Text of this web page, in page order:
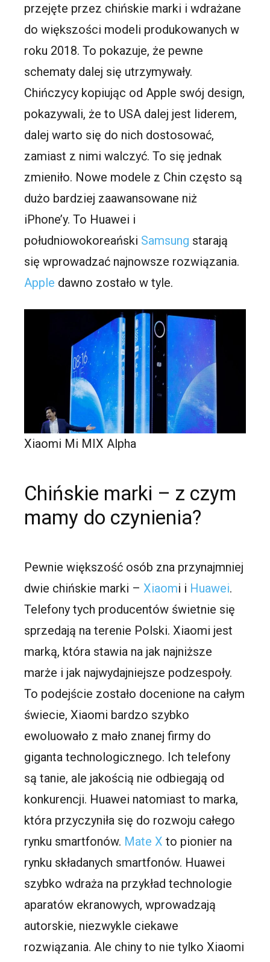
przejęte przez chińskie marki i wdrażane
do większości modeli produkowanych w
roku 2018. To pokazuje, że pewne
schematy dalej się utrzymywały.
Chińczycy kopiując od Apple swój design,
pokazywali, że to USA dalej jest liderem,
dalej warto się do nich dostosować,
zamiast z nimi walczyć. To się jednak
zmieniło. Nowe modele z Chin często są
dużo bardziej zaawansowane niż
iPhone’y. To Huawei i
południowokoreański Samsung starają
się wprowadzać najnowsze rozwiązania.
Apple dawno zostało w tyle.
Xiaomi Mi MIX Alpha
Chińskie marki – z czym
mamy do czynienia?
Pewnie większość osób zna przynajmniej
dwie chińskie marki –Xiaomi i Huawei.
Telefony tych producentów świetnie się
sprzedają na terenie Polski. Xiaomi jest
marką, która stawia na jak najniższe
marże i jak najwydajniejsze podzespoły.
To podejście zostało docenione na całym
świecie, Xiaomi bardzo szybko
ewoluowało z mało znanej firmy do
giganta technologicznego. Ich telefony
są tanie, ale jakością nie odbiegają od
konkurencji. Huawei natomiast to marka,
która przyczyniła się do rozwoju całego
rynku smartfonów. Mate X to pionier na
rynku składanych smartfonów. Huawei
szybko wdraża na przykład technologie
aparatów ekranowych, wprowadzają
autorskie, niezwykle ciekawe
rozwiązania. Ale chiny to nie tylko Xiaomi